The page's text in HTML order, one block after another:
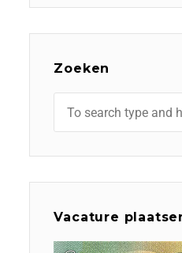
Zoeken
Vacature